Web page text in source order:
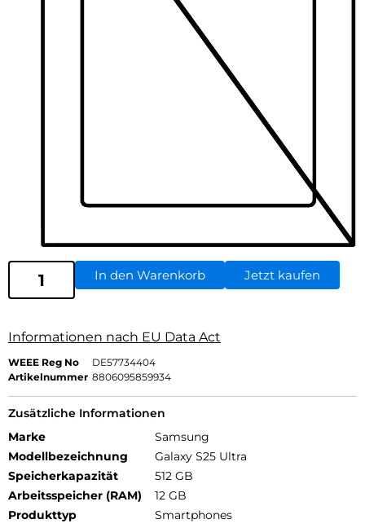
In den Warenkorb Jetzt kaufen
Informationen nach EU Data Act
WEEE Reg No
DE57734404
Artikelnummer 8806095859934
Zusätzliche Informationen
Marke
Samsung
Modellbezeichnung
Galaxy S25 Ultra
Speicherkapazität
512 GB
Arbeitsspeicher (RAM)
12 GB
Produkttyp
Smartphones